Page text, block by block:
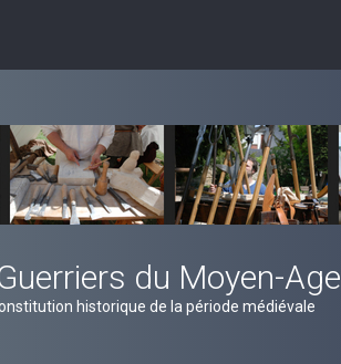
du Moyen-Age
historique de la période médiévale